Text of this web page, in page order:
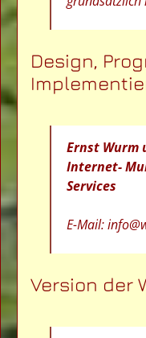
Design,
Ernst Wurm
Internet-
Services
E-Mail:
Version der